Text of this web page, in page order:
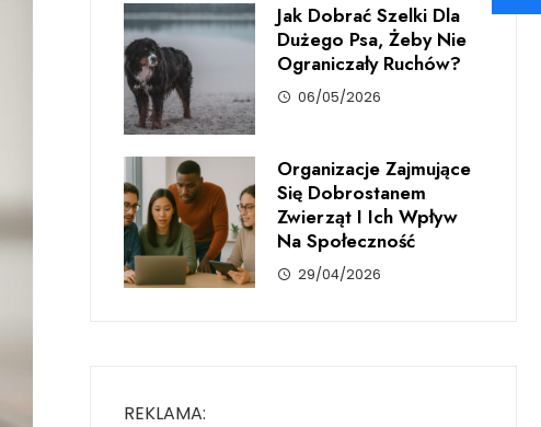
Jak Dobrać Szelki Dla
Dużego Psa, Żeby Nie
Ograniczały Ruchów?
06/05/2026
Organizacje Zajmujące
Się Dobrostanem
Zwierząt I Ich Wpływ
Na Społeczność
29/04/2026
REKLAMA: